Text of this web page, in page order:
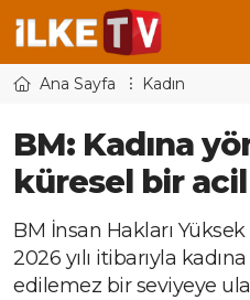
Ana Sayfa Kadın
BM: Kadına
küresel bir
BM İnsan Hakları
2026 yılı itibarıyla
edilemez bir seviyeye